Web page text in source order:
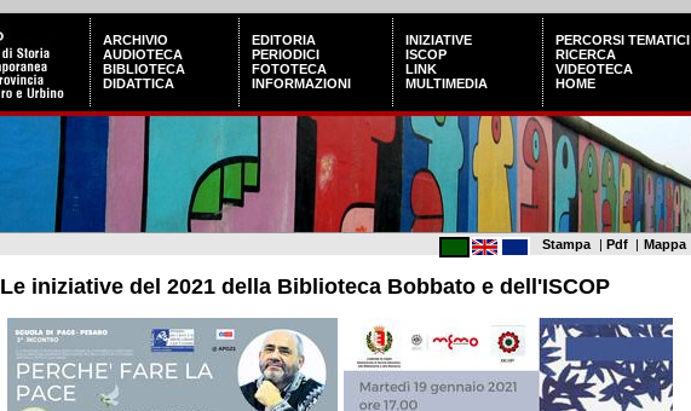
ARCHIVIO
AUDIOTECA
BIBLIOTECA
DIDATTICA
EDITORIA
PERIODICI
FOTOTECA
INFORMAZIONI
INIZIATIVE
ISCOP
LINK
MULTIMEDIA
PERCORSI TEMATICI
RICERCA
VIDEOTECA
HOME
Mappa
|
Pdf
|
Stampa
Le iniziative del 2021 della Biblioteca Bobbato e dell'ISCOP